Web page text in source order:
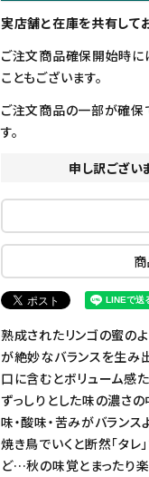
実店舗と在庫を共有してお
ご注文商品確保開始時に
こともございます。
ご注文商品の一部が確保
す。
申し訳ござい
熟成されたリンゴの蜜の
が絶妙なバランスを生み
口に含むとボリューム感
ずっしりとした味の濃さの
味・酸味・苦みがバランス
焼き鳥でいくと断然「タレ
ど…秋の味覚とまったり楽